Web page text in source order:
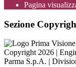
Pagina
Sezione
Copyright 2026 |
Parma S.p.A. |